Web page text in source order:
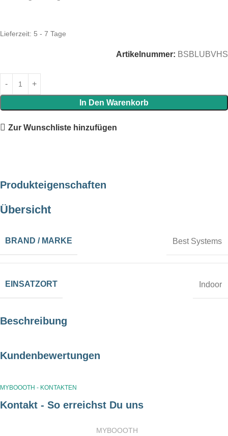
Lieferzeit: 5 - 7 Tage
Artikelnummer: BSBLUBVHS
In Den Warenkorb
Zur Wunschliste hinzufügen
Beschreibung
Produkteigenschaften
Übersicht
BRAND / MARKE Best Systems
EINSATZORT Indoor
Kundenbewertungen
MYBOOOTH - KONTAKTEN
Kontakt - So erreichst Du uns
MYBOOOTH